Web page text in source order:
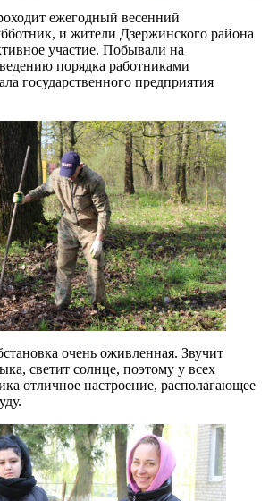
ежегодный весенний
и жители Дзержинского района
участие. Побывали на
порядка работниками
государственного предприятия
очень оживленная. Звучит
светит солнце, поэтому у всех
отличное настроение, располагающее